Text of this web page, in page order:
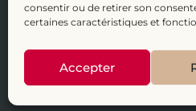
consentir ou de retirer son
certaines caractéristiques et
Accepter
© 2016 Raimo Glacier - All rights